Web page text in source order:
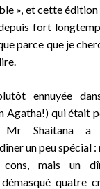
», et cette
fort
parce que je
ennuyée
Agatha!) qui était
Mr Shaitana a
un peu spécial :
mais un
quatre